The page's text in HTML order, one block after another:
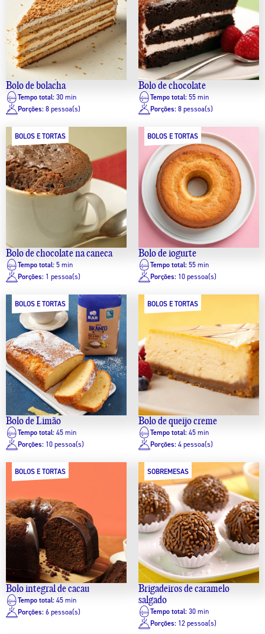
Bolo de bolacha
Tempo total: 30 min
Porções: 8 pessoa(s)
Bolo de chocolate
Tempo total: 55 min
Porções: 8 pessoa(s)
BOLOS E TORTAS
Bolo de chocolate na caneca
Tempo total: 5 min
Porções: 1 pessoa(s)
BOLOS E TORTAS
Bolo de iogurte
Tempo total: 55 min
Porções: 10 pessoa(s)
BOLOS E TORTAS
Bolo de Limão
Tempo total: 45 min
Porções: 10 pessoa(s)
BOLOS E TORTAS
Bolo de queijo creme
Tempo total: 45 min
Porções: 4 pessoa(s)
BOLOS E TORTAS
Bolo integral de cacau
Tempo total: 45 min
Porções: 6 pessoa(s)
SOBREMESAS
Brigadeiros de caramelo
salgado
Tempo total: 30 min
Porções: 12 pessoa(s)